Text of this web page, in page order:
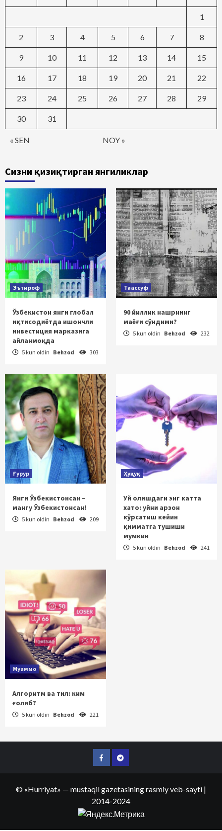
« SEN NOY »
1
2 3 4 5 6 7 8
9 10 11 12 13 14 15
16 17 18 19 20 21 22
23 24 25 26 27 28 29
30 31
Сизни қизиқтирган янгиликлар
Эътироф
Ўзбекистон янги глобал
иқтисодиётда ишончли
инвестиция марказига
айланмоқда
5 kun oldin Behzod 303
Таассуф
90 йиллик нашрнинг
маёғи сўндими?
5 kun oldin Behzod 232
Ғурур
Янги Ўзбекистонсан –
мангу Ўзбекистонсан!
5 kun oldin Behzod 209
Ҳуқуқ
Уй олишдаги энг катта
хато: уйни арзон
кўрсатиш кейин
қимматга тушиши
мумкин
5 kun oldin Behzod 241
Муаммо
Алгоритм ва тил: ким
ғолиб?
5 kun oldin Behzod 221
FacebookTelegram
© «Hurriyat» — mustaqil gazetasining rasmiy veb-sayti |
2014-2024